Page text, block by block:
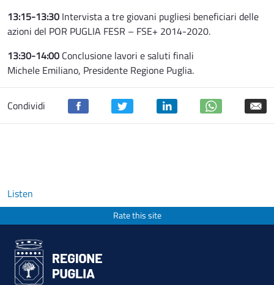
13:15-13:30 Intervista a tre giovani pugliesi beneficiari delle
azioni del POR PUGLIA FESR – FSE+ 2014-2020.
13:30-14:00 Conclusione lavori e saluti finali
Michele Emiliano, Presidente Regione Puglia.
Condividi
Listen
Rate this site